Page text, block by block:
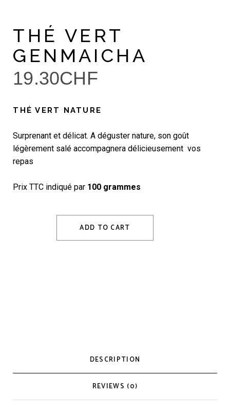
THÉ VERT
GENMAICHA
19.30CHF
THÉ VERT NATURE
Surprenant et délicat. A déguster nature, son goût
légèrement salé accompagnera délicieusement vos
repas
Prix TTC indiqué par 100 grammes
ADD TO CART
DESCRIPTION
REVIEWS (0)